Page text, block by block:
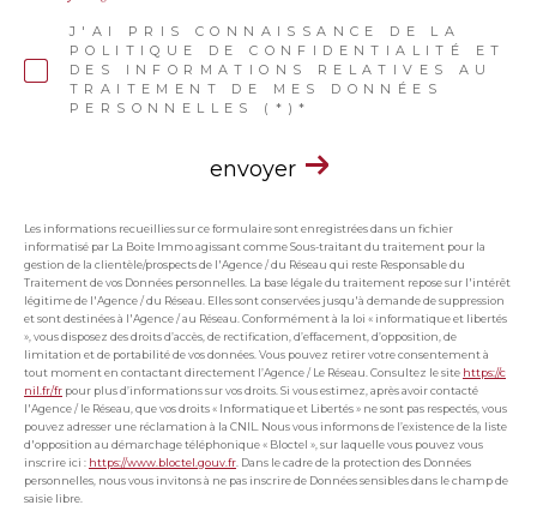
J'AI PRIS CONNAISSANCE DE LA
POLITIQUE DE CONFIDENTIALITÉ ET
DES INFORMATIONS RELATIVES AU
TRAITEMENT DE MES DONNÉES
PERSONNELLES (*)*
envoyer
Les informations recueillies sur ce formulaire sont enregistrées dans un fichier
informatisé par La Boite Immo agissant comme Sous-traitant du traitement pour la
gestion de la clientèle/prospects de l'Agence / du Réseau qui reste Responsable du
Traitement de vos Données personnelles. La base légale du traitement repose sur l'intérêt
légitime de l'Agence / du Réseau. Elles sont conservées jusqu'à demande de suppression
et sont destinées à l'Agence / au Réseau. Conformément à la loi « informatique et libertés
», vous disposez des droits d’accès, de rectification, d’effacement, d’opposition, de
limitation et de portabilité de vos données. Vous pouvez retirer votre consentement à
tout moment en contactant directement l’Agence / Le Réseau. Consultez le site https://c
nil.fr/fr pour plus d’informations sur vos droits. Si vous estimez, après avoir contacté
l'Agence / le Réseau, que vos droits « Informatique et Libertés » ne sont pas respectés, vous
pouvez adresser une réclamation à la CNIL. Nous vous informons de l’existence de la liste
d'opposition au démarchage téléphonique « Bloctel », sur laquelle vous pouvez vous
inscrire ici : https://www.bloctel.gouv.fr . Dans le cadre de la protection des Données
personnelles, nous vous invitons à ne pas inscrire de Données sensibles dans le champ de
saisie libre.